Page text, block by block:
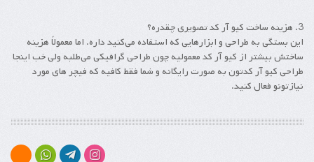
3. هزینه ساخت کیو آر کد تصویری چقدره؟
این بستگی به طراحی و ابزارهایی که استفاده می‌کنید داره. اما معمولاً هزینه
ساختش بیشتر از کیو آر کد معمولیه چون طراحی گرافیکی می‌طلبه ولی خب اینجا
طراحی کیو آر کدتون به صورت رایگانه و شما فقط کافیه که فیچر های مورد
نیازتونو فعال کنید.